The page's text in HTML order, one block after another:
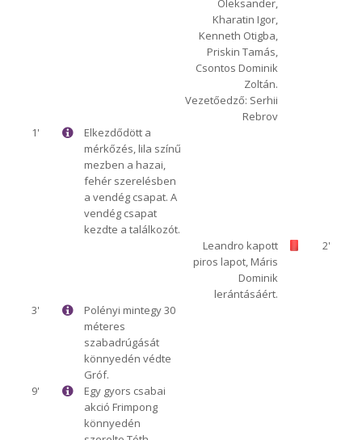
Oleksander,
Kharatin Igor,
Kenneth Otigba,
Priskin Tamás,
Csontos Dominik
Zoltán.
Vezetőedző: Serhii
Rebrov
1'
Elkezdődött a
mérkőzés, lila színű
mezben a hazai,
fehér szerelésben
a vendég csapat. A
vendég csapat
kezdte a találkozót.
2'
Leandro kapott
piros lapot, Máris
Dominik
lerántásáért.
3'
Polényi mintegy 30
méteres
szabadrúgását
könnyedén védte
Gróf.
9'
Egy gyors csabai
akció Frimpong
könnyedén